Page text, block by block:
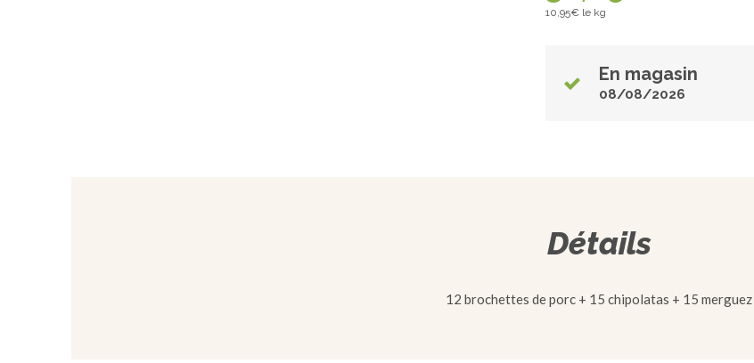
10,95€ le kg
En magasin
08/08/2026
Détails
12 brochettes de porc + 15 chipolatas + 15 merguez